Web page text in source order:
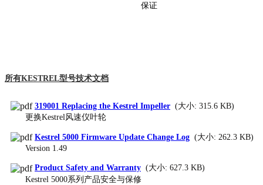
保证
所有KESTREL型号技术文档
319001 Replacing the Kestrel Impeller (大小: 315.6 KB)
更换Kestrel风速仪叶轮
Kestrel 5000 Firmware Update Change Log (大小: 262.3 KB)
Version 1.49
Product Safety and Warranty (大小: 627.3 KB)
Kestrel 5000系列产品安全与保修